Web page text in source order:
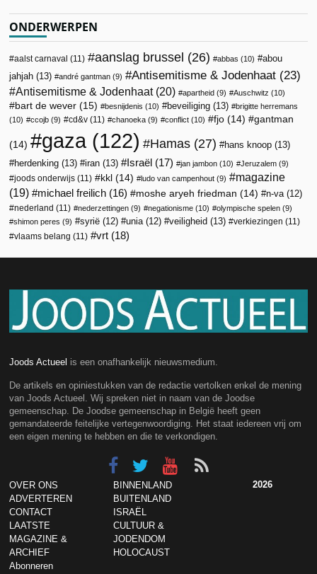
ONDERWERPEN
aalst carnaval (11) aanslag brussel (26) abbas (10)
abou
jahjah (13) andré gantman (9) Antisemitisme & Jodenhaat (23)
Antisemitisme & Jodenhaat(20) apartheid (9) Auschwitz (10)
bart de wever (15) besnijdenis (10) beveiliging (13)
brigitte herremans
(10)
ccojb (9) cd&v (11) chanoeka (9) conflict (10) fjo (14) gantman
(14) gaza(122) Hamas (27) hans knoop (13)
herdenking (13) iran (13) Israël (17) jan jambon (10) Jeruzalem (9)
joods onderwijs (11) kkl (14) ludo van campenhout (9)
magazine
(19)
michael freilich (16) moshe aryeh friedman (14) n-va (12)
nederland (11) nederzettingen (9) negationisme (10) olympische spelen (9)
shimon peres (9) syrië (12) unia (12) veiligheid (13) verkiezingen (11)
vlaams belang (11) vrt (18)
Joods Actueel is een onafhankelijk nieuwsmedium.
De artikels en opiniestukken van de redactie vertolken enkel de mening
van Joods Actueel. Wij spreken niet in naam van de Joodse
gemeenschap. De Joodse gemeenschap in België heeft geen
gemandateerde feitelijke vertegenwoordiging. Het staat iedereen vrij om
een eigen mening te hebben en die te verkondigen.
OVER ONS
ADVERTEREN
CONTACT
LAATSTE
MAGAZINE &
ARCHIEF
Abonneren
BINNENLAND
BUITENLAND
ISRAËL
CULTUUR &
JODENDOM
HOLOCAUST
2026